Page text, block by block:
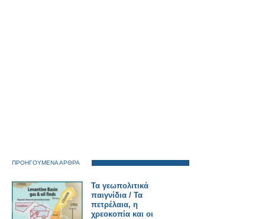
ΠΡΟΗΓΟΥΜΕΝΑ ΑΡΘΡΑ
Τα γεωπολιτικά
παιγνίδια / Τα
πετρέλαια, η
χρεοκοπία και οι